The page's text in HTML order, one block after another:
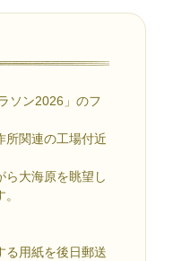
ソン2026」のフ
所関連の工場付近
ら大海原を眺望し
る用紙を後日郵送